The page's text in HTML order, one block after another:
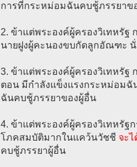
การที่กระหม่อมฉันคบชู้ภรรยาข
2. ข้าแต่พระองค์ผู้ครองวิเทหรัฐ
นายฝูงผู้คะนองขบกัดลูกอัณฑะ
3. ข้าแต่พระองค์ผู้ครองวิเทหรัฐ
ตอน มีกำลังแข็งแรงกระหม่อม
ฉันคบชู้ภรรยาของผู้อื่น
4. ข้าแต่พระองค์ผู้ครองวิเทหรัฐ
โภคสมบัติมากในแคว้นวัชชี จะ
คบชู้ภรรยาผู้อื่น